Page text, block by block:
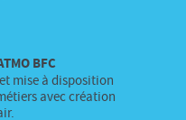
BFC
mise à disposition
avec création